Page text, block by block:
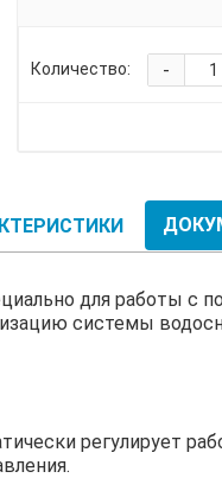
Количество: -
для работы
системы
регулирует